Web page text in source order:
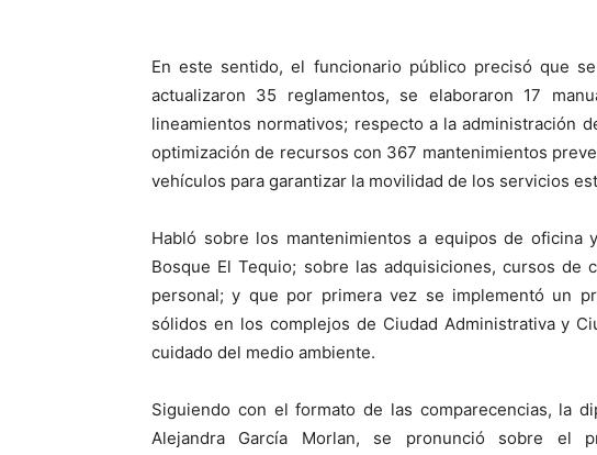
En este sentido, el funcionario público precisó que
actualizaron 35 reglamentos, se elaboraron 17
lineamientos normativos; respecto a la administración
optimización de recursos con 367 mantenimientos
vehículos para garantizar la movilidad de los servicios
Habló sobre los mantenimientos a equipos de oficina
Bosque El Tequio; sobre las adquisiciones, cursos de
personal; y que por primera vez se implementó un
sólidos en los complejos de Ciudad Administrativa y
cuidado del medio ambiente.
Siguiendo con el formato de las comparecencias, la
Alejandra García Morlan, se pronunció sobre el